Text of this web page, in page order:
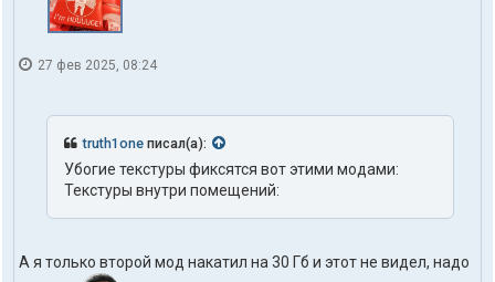
27 фев 2025, 08:24
truth1one писал(а):
Убогие текстуры фиксятся вот этими модами:
Текстуры внутри помещений:
А я только второй мод накатил на 30 Гб и этот не видел, надо